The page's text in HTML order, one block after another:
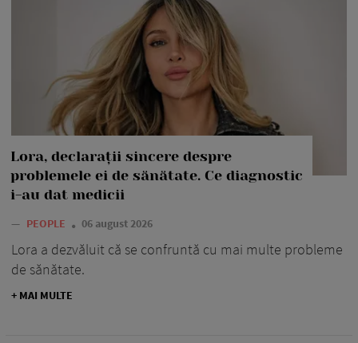
Lora, declarații sincere despre
problemele ei de sănătate. Ce diagnostic
i-au dat medicii
— PEOPLE 06 august 2026
Lora a dezvăluit că se confruntă cu mai multe probleme
de sănătate.
+ MAI MULTE